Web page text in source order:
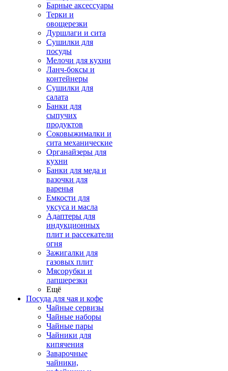
Барные аксессуары
Терки и
овощерезки
Дуршлаги и сита
Сушилки для
посуды
Мелочи для кухни
Ланч-боксы и
контейнеры
Сушилки для
салата
Банки для
сыпучих
продуктов
Соковыжималки и
сита механические
Органайзеры для
кухни
Банки для меда и
вазочки для
варенья
Емкости для
уксуса и масла
Адаптеры для
индукционных
плит и рассекатели
огня
Зажигалки для
газовых плит
Мясорубки и
лапшерезки
Ещё
Посуда для чая и кофе
Чайные сервизы
Чайные наборы
Чайные пары
Чайники для
кипячения
Заварочные
чайники,